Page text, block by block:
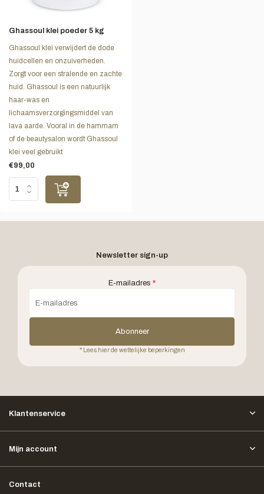
Ghassoul klei poeder 5 kg
Ghassoul klei verwijdert de dode
huidcellen en onzuiverheden.
Zorgt voor een stralende en zachte
huid. Ghassoul is een natuurlijk
haar-was en
lichaamsverzorgingsmiddel van
lava aarde. Vooral in de hammam
of de beautysalon wordt Ghassoul
klei veel gebruikt
€99,00
Newsletter sign-up
E-mailadres *
Abonneer
* Lees hier de wettelijke beperkingen
Klantenservice
Mijn account
Contact